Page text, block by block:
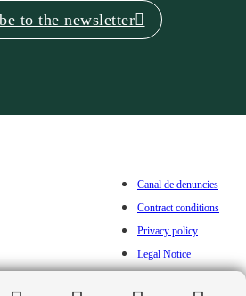
to the newsletter
Canal de denuncies
Contract conditions
Privacy policy
Legal Notice